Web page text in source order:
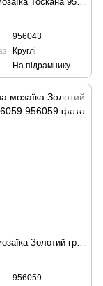
956043
Круглі
На підрамнику
Алмазна мозаїка Золотий гранат 956059
956059